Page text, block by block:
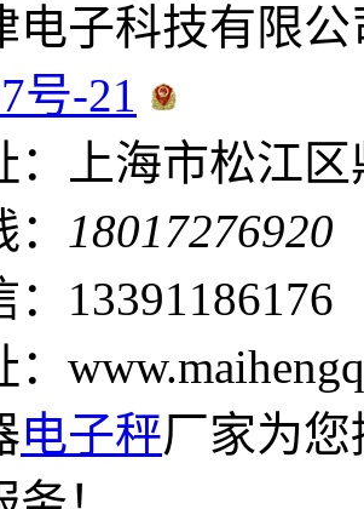
电子科技有限
号-21
：上海市松江区
18017276920
13391186176
电子秤厂家为